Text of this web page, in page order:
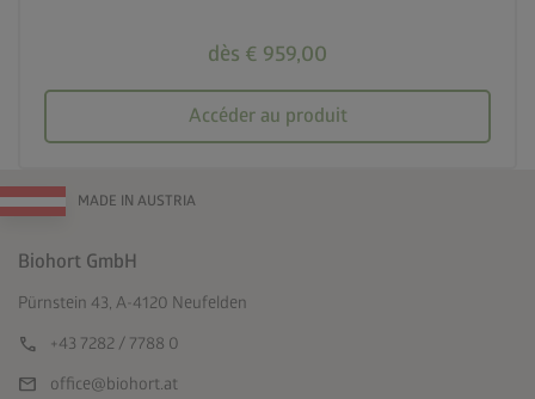
dès € 959,00
Accéder au produit
MADE IN AUSTRIA
Biohort GmbH
Pürnstein 43, A-4120 Neufelden
call +43 7282 / 7788 0
mail office@biohort.at